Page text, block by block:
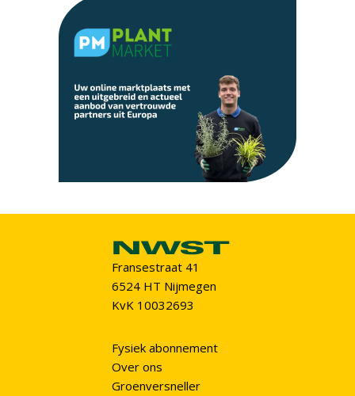
Fransestraat 41
6524 HT Nijmegen
KvK 10032693
Fysiek abonnement
Over ons
Groenversneller